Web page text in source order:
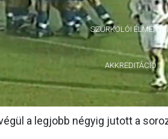
SZURKOLÓI
AKKREDITÁCIÓ
a legjobb négyig jutott a